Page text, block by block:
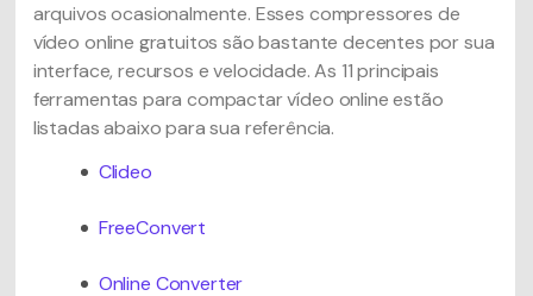
arquivos ocasionalmente. Esses compressores de
vídeo online gratuitos são bastante decentes por sua
interface, recursos e velocidade. As 11 principais
ferramentas para compactar vídeo online estão
listadas abaixo para sua referência.
Clideo
FreeConvert
Online Converter